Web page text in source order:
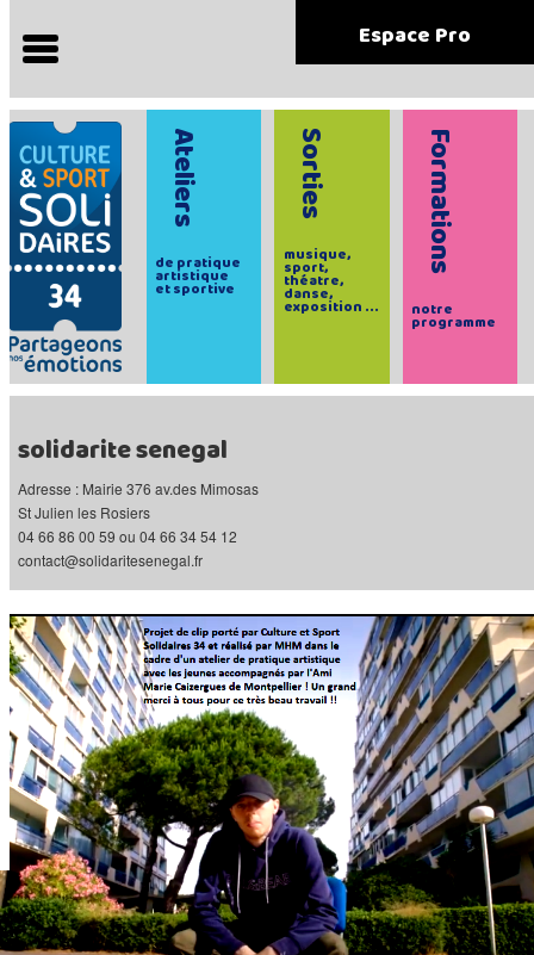
Espace Pro
Ateliers
de pratique
artistique
et sportive
Sorties
musique,
sport,
théatre,
danse,
exposition ...
Formations
notre
programme
solidarite senegal
Adresse : Mairie 376 av.des Mimosas
St Julien les Rosiers
04 66 86 00 59 ou 04 66 34 54 12
contact@solidaritesenegal.fr